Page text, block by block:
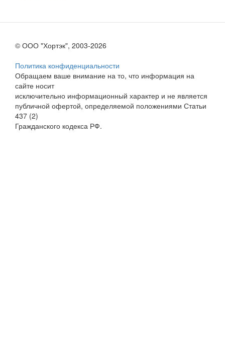
© ООО "Хортэк", 2003-2026
Политика конфиденциальности
Обращаем ваше внимание на то, что информация на
сайте носит
исключительно информационный характер и не является
публичной офертой, определяемой положениями Статьи
437 (2)
Гражданского кодекса РФ.